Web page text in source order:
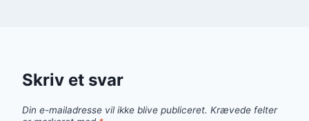
Skriv et svar
Din e-mailadresse vil ikke blive publiceret. Krævede felter